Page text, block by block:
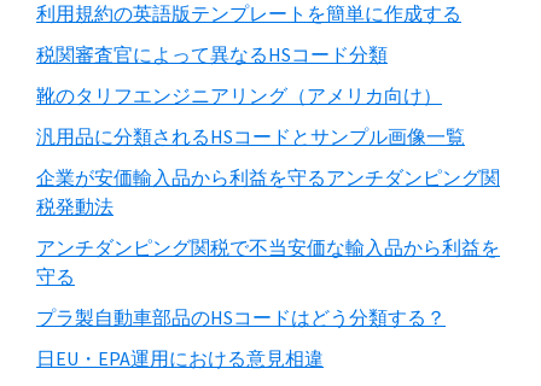
利用規約の英語版テンプレートを簡単に作成する
税関審査官によって異なるHSコード分類
靴のタリフエンジニアリング（アメリカ向け）
汎用品に分類されるHSコードとサンプル画像一覧
企業が安価輸入品から利益を守るアンチダンピング関
税発動法
アンチダンピング関税で不当安価な輸入品から利益を
守る
プラ製自動車部品のHSコードはどう分類する？
日EU・EPA運用における意見相違